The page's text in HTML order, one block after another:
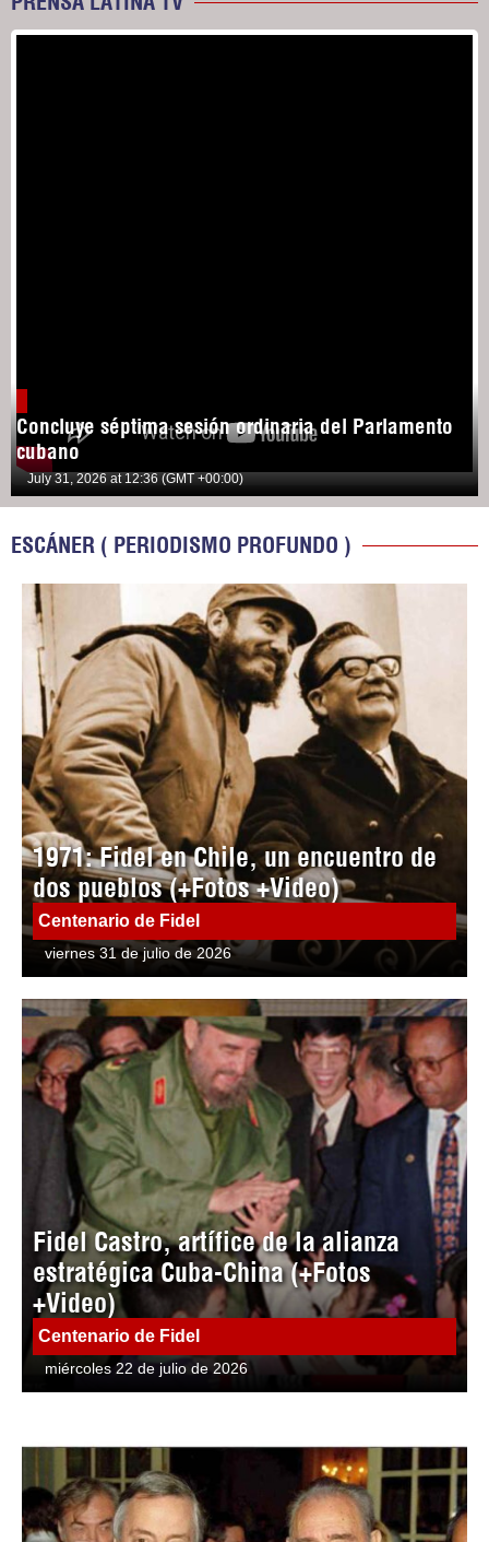
Concluye séptima sesión ordinaria del Parlamento
cubano
July 31, 2026 at 12:36 (GMT +00:00)
ESCÁNER ( PERIODISMO PROFUNDO )
1971: Fidel en Chile, un encuentro de
dos pueblos (+Fotos +Video)
Centenario de Fidel
viernes 31 de julio de 2026
Fidel Castro, artífice de la alianza
estratégica Cuba-China (+Fotos
+Video)
Centenario de Fidel
miércoles 22 de julio de 2026